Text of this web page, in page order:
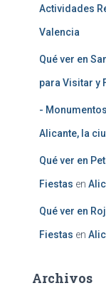
Actividades
Valencia
Qué ver en
para Visitar y
-
Alicante, la
Qué ver en
Fiestas en
Qué ver en
Fiestas en
Archivos